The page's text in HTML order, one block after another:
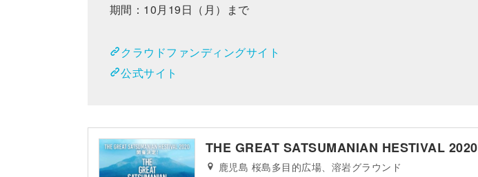
期間：10月19日（月）まで
クラウドファンディングサイト
公式サイト
THE GREAT SATSUMANIAN HESTIVAL 2020
鹿児島 桜島多目的広場、溶岩グラウンド